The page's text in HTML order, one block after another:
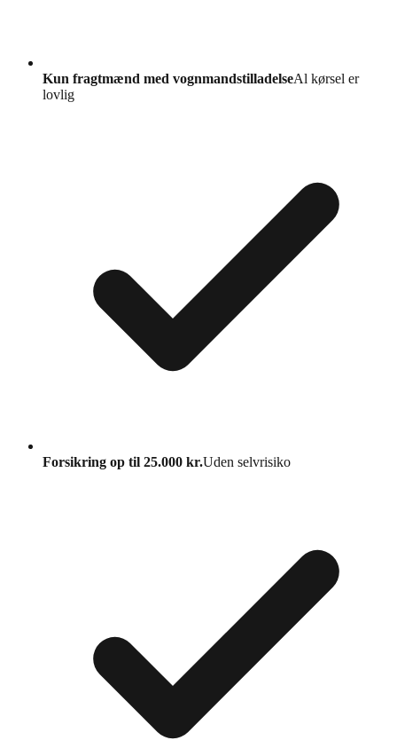
Kun fragtmænd med vognmandstilladelseAl kørsel er
lovlig
Forsikring op til 25.000 kr.Uden selvrisiko